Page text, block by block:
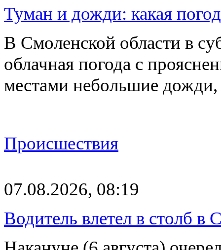
Туман и дожди: какая
В Смоленской области в
облачная погода с
местами небольшие
Происшествия
07.08.2026, 08:19
Водитель влетел в столб в